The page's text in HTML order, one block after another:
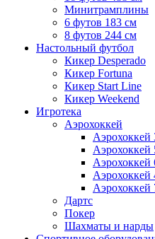
Минитрамплины
6 футов 183 см
8 футов 244 см
Настольный футбол
Кикер Desperado
Кикер Fortuna
Кикер Start Line
Кикер Weekend
Игротека
Аэрохоккей
Аэрохоккей
Аэрохоккей
Аэрохоккей
Аэрохоккей
Аэрохоккей
Дартс
Покер
Шахматы и нарды